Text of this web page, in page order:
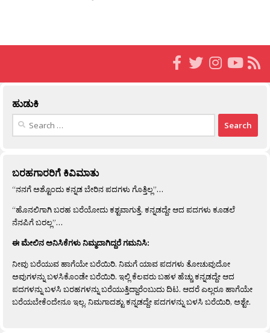
ಹುಡುಕಿ
Search
ಬರಹಗಾರರಿಗೆ ಕಿವಿಮಾತು
“ನನಗೆ ಅಶ್ಟೊಂದು ಕನ್ನಡ ಬೇರಿನ ಪದಗಳು ಗೊತ್ತಿಲ್ಲ”…
“ಹೊನಲಿಗಾಗಿ ಬರಹ ಬರೆಯೋದು ಕಶ್ಟವಾಗುತ್ತೆ. ಕನ್ನಡದ್ದೇ ಆದ ಪದಗಳು ಕೂಡಲೆ
ನೆನಪಿಗೆ ಬರಲ್ಲ”…
ಈ ಮೇಲಿನ ಅನಿಸಿಕೆಗಳು ನಿಮ್ಮದಾಗಿದ್ದರೆ ಗಮನಿಸಿ:
ನೀವು ಬರೆಯುವ ಹಾಗೆಯೇ ಬರೆಯಿರಿ. ನಿಮಗೆ ಯಾವ ಪದಗಳು ತೋಚುವುದೋ
ಅವುಗಳನ್ನು ಬಳಸಿಕೊಂಡೇ ಬರೆಯಿರಿ. ಇಲ್ಲಿ ಕೆಲವರು ಬಹಳ ಹೆಚ್ಚು ಕನ್ನಡದ್ದೇ ಆದ
ಪದಗಳನ್ನು ಬಳಸಿ ಬರಹಗಳನ್ನು ಬರೆಯುತ್ತಿದ್ದಾರೆಂಬುದು ದಿಟ. ಆದರೆ ಎಲ್ಲರೂ ಹಾಗೆಯೇ
ಬರೆಯಬೇಕೆಂದೇನೂ ಇಲ್ಲ. ನಿಮಗಾದಶ್ಟು ಕನ್ನಡದ್ದೇ ಪದಗಳನ್ನು ಬಳಸಿ ಬರೆಯಿರಿ, ಅಶ್ಟೇ.